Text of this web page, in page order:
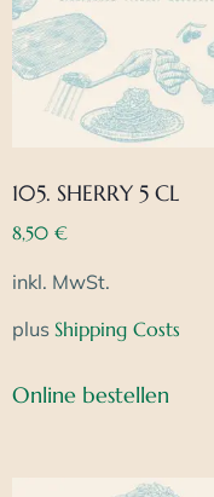
105. SHERRY 5 CL
8,50 €
inkl. MwSt.
plus Shipping Costs
Online bestellen